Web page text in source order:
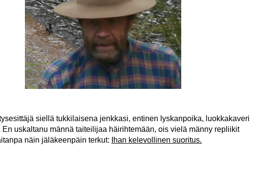
siellä tukkilaisena jenkkasi, entinen lyskanpoika, luokkakaveri
En uskaltanu männä taiteilijaa häirihtemään, ois vielä männy repliikit
näin jäläkeenpäin terkut:
Ihan kelevollinen suoritus.